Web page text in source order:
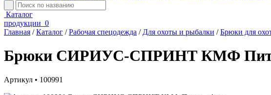
Каталог
продукции 0
Главная / Каталог / Рабочая спецодежда / Для охоты и рыбалки / Брюки для
Брюки СИРИУС-СПРИНТ КМФ
Артикул • 100991